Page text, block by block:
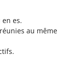
es.
au même